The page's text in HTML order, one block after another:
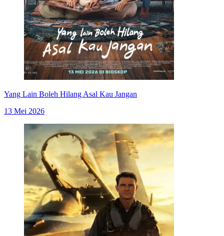
Yang Lain Boleh Hilang Asal Kau Jangan
13 Mei 2026